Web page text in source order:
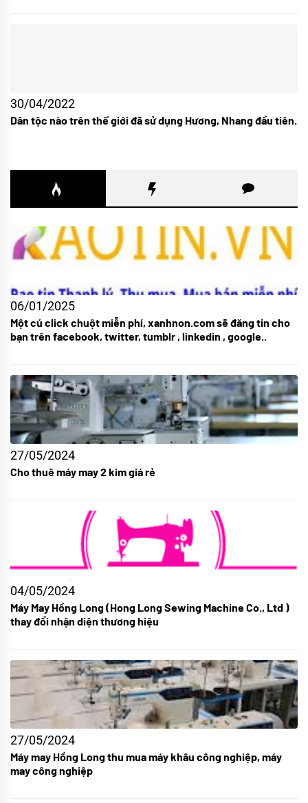
30/04/2022
Dân tộc nào trên thế giới đã sử dụng Hương, Nhang đầu tiên.
06/01/2025
Một cú click chuột miễn phí, xanhnon.com sẽ đăng tin cho
bạn trên facebook, twitter, tumblr , linkedin , google..
27/05/2024
Cho thuê máy may 2 kim giá rẻ
04/05/2024
Máy May Hồng Long (Hong Long Sewing Machine Co., Ltd )
thay đổi nhận diện thương hiệu
27/05/2024
Máy may Hồng Long thu mua máy khâu công nghiệp, máy
may công nghiệp